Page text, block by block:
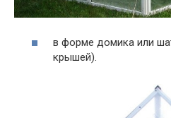
в форме домика или
крышей).